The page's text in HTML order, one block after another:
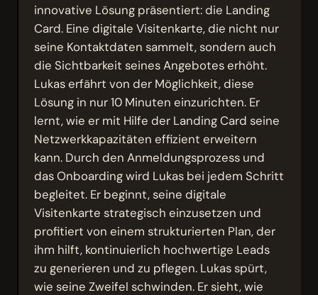
innovative Lösung präsentiert: die Landing
Card. Eine digitale Visitenkarte, die nicht nur
seine Kontaktdaten sammelt, sondern auch
die Sichtbarkeit seines Angebotes erhöht.
Lukas erfährt von der Möglichkeit, diese
Lösung in nur 10 Minuten einzurichten. Er
lernt, wie er mit Hilfe der Landing Card seine
Netzwerkkapazitäten effizient erweitern
kann. Durch den Anmeldungsprozess und
das Onboarding wird Lukas bei jedem Schritt
begleitet. Er beginnt, seine digitale
Visitenkarte strategisch einzusetzen und
profitiert von einem strukturierten Plan, der
ihm hilft, kontinuierlich hochwertige Leads
zu generieren und zu pflegen. Lukas spürt,
wie seine Zweifel schwinden. Er sieht, wie